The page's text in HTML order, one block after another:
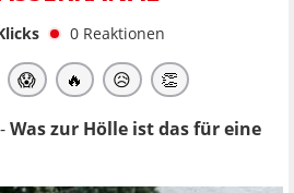
0 Reaktionen
😱 🔥 😥 👏
Was zur Hölle ist das für eine